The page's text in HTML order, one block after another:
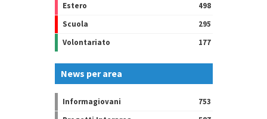
Estero
498
Scuola
295
Volontariato
177
News per area
Informagiovani
753